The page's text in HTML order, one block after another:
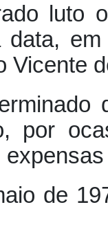
luto
Vicente
por
de